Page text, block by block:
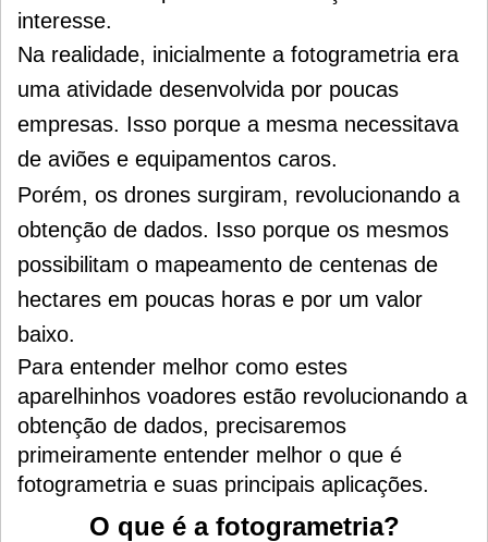
interesse.
Na realidade, inicialmente a fotogrametria era
uma atividade desenvolvida por poucas
empresas. Isso porque a mesma necessitava
de aviões e equipamentos caros.
Porém, os drones surgiram, revolucionando a
obtenção de dados. Isso porque os mesmos
possibilitam o mapeamento de centenas de
hectares em poucas horas e por um valor
baixo.
Para entender melhor como estes
aparelhinhos voadores estão revolucionando a
obtenção de dados, precisaremos
primeiramente entender melhor o que é
fotogrametria e suas principais aplicações.
O que é a fotogrametria?